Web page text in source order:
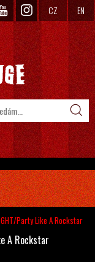
CZ EN
Party Like A Rockstar
A Rockstar